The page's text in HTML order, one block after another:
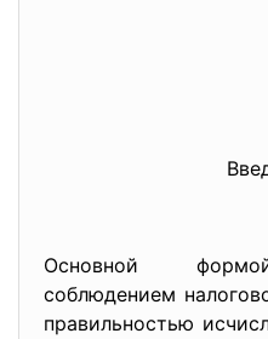
Основной
соблюдением
правильностью